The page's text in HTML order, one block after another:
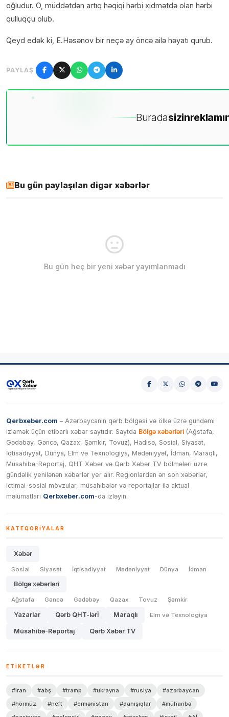
oğludur. O, müddətdən artıq həqiqi hərbi xidmətdə olan hərbi
qulluqçu olub.
Qeyd edək ki, E.Həsənov bir neçə ay öncə ailə həyatı qurub.
PAYLAŞ
Buradasizin
Bu gün paylaşılan digər xəbərlər
Bu gün heç bir yeni xəbər yayımlanmadı
Qerbxeber.com – Azərbaycanın qərb bölgəsi və ölkə üzrə gündəmi
izləmək üçün etibarlı xəbər saytıdır. Saytda Bölgə xəbərləri (Ağstafa,
Gədəbəy, Gəncə, Qazax, Şəmkir, Tovuz), Hadisə, Sosial, Siyasət,
İqtisadiyyat, Dünya, Elm və Texnologiya, Mədəniyyət, İdman, Maraqlı,
Müsahibə-Reportaj, QHT Xəbər və Qərb Xəbər TV bölmələri üzrə
gündəlik yenilənən xəbərlər yer alır. Regionlardan ən son xəbərlər,
ictimai-sosial mövzular, müsahibələr və reportajlar ilə aktual
məlumatları Qerbxeber.com-da izləyin.
KATEQORIYALAR
Xəbər
Sosial Siyasət İqtisadiyyat Mədəniyyət Dünya İdman
Bölgə xəbərləri
Ağstafa Gəncə Gədəbəy Qazax Tovuz Şəmkir
Yazarlar Qərb QHT-lərİ Maraqlı Elm və Texnologiya
Müsahibə-Reportaj Qərb Xəbər TV
ETIKETLƏR
#iran #abş #tramp #ukrayna #rusiya
#azərbaycan
#hörmüz
#neft #ermənistan #danışıqlar
#müharibə